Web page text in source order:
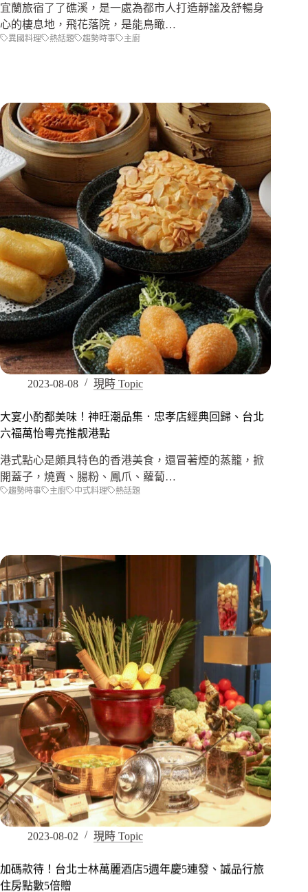
宜蘭旅宿了了礁溪，是一處為都市人打造靜謐及舒暢身
心的棲息地，飛花落院，是能鳥瞰…
異國料理 熱話題 趨勢時事 主廚
2023-08-08 現時 Topic
大宴小酌都美味！神旺潮品集．忠孝店經典回歸、台北
六福萬怡粵亮推靓港點
港式點心是頗具特色的香港美食，還冒著煙的蒸籠，掀
開蓋子，燒賣、腸粉、鳳爪、蘿蔔…
趨勢時事 主廚 中式料理 熱話題
2023-08-02 現時 Topic
加碼款待！台北士林萬麗酒店5週年慶5連發、誠品行旅
住房點數5倍贈